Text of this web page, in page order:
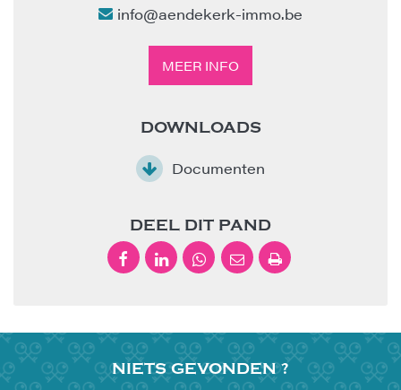
info@aendekerk-immo.be
MEER INFO
DOWNLOADS
Documenten
DEEL DIT PAND
NIETSGEVONDEN ?